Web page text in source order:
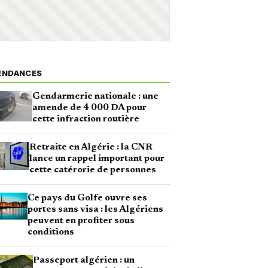
Gendarmerie nationale : une
amende de 4 000 DA pour
cette infraction routière
Retraite en Algérie : la CNR
lance un rappel important pour
cette catérorie de personnes
Ce pays du Golfe ouvre ses
portes sans visa : les Algériens
peuvent en profiter sous
conditions
Passeport algérien : un